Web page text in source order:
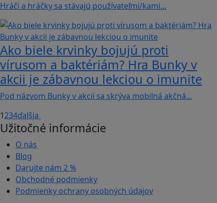
Hráči a hráčky sa stávajú používateľmi/kami…
Ako biele krvinky bojujú proti
vírusom a baktériám? Hra Bunky v
akcii je zábavnou lekciou o imunite
Pod názvom Bunky v akcii sa skrýva mobilná akčná…
1234ďalšia
Užitočné informácie
O nás
Blog
Darujte nám 2 %
Obchodné podmienky
Podmienky ochrany osobných údajov